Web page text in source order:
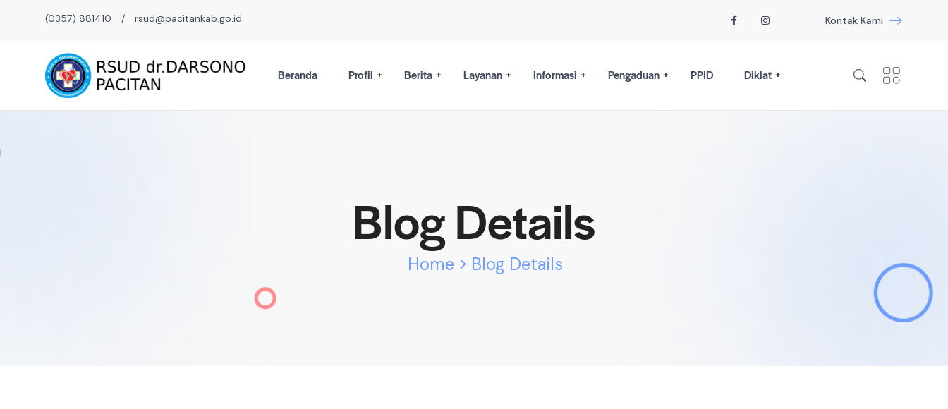
(0357) 881410 / rsud@pacitankab.go.id Kontak Kami
Beranda Profil Berita Layanan Informasi Pengaduan PPID Diklat
Blog Details
Home Blog Details